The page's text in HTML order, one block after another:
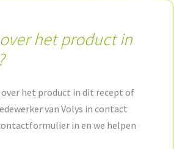
het product in
over het product in dit recept of
van Volys in contact
in en we helpen